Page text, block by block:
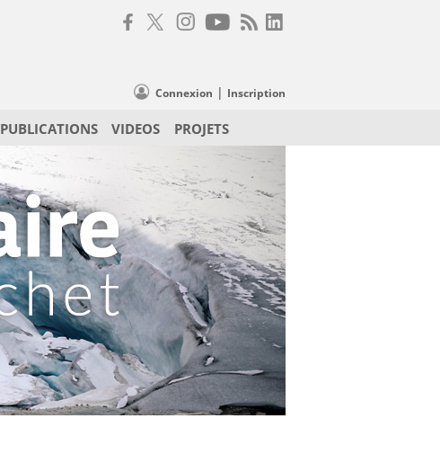
Connexion | Inscription
PUBLICATIONS VIDEOS PROJETS